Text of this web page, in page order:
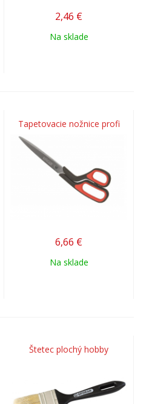
2,46 €
Na sklade
Tapetovacie nožnice profi
6,66 €
Na sklade
Štetec plochý hobby